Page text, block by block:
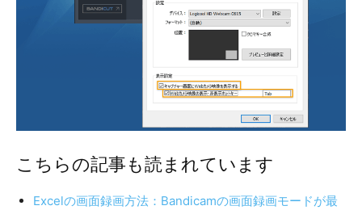
こちらの記事も読まれています
Excelの画面録画方法：Bandicamの画面録画モードが最